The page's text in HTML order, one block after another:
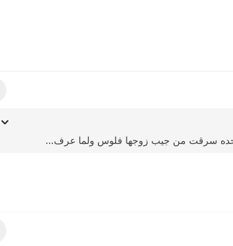
وحده سرقت من جيب زوجها فلوس ولما عرف...